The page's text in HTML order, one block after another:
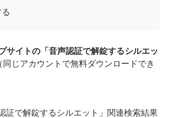
サイトの「音声認証で解錠するシルエッ
（同じアカウントで無料ダウンロードでき
証で解錠するシルエット」関連検索結果